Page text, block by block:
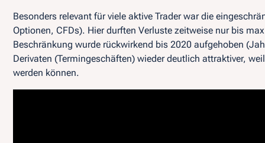
Besonders relevant für viele aktive Trader war die
Optionen, CFDs). Hier durften Verluste zeitweise nur bis
Beschränkung wurde rückwirkend bis 2020 aufgehoben
Derivaten (Termingeschäften) wieder deutlich attraktiver,
werden können.